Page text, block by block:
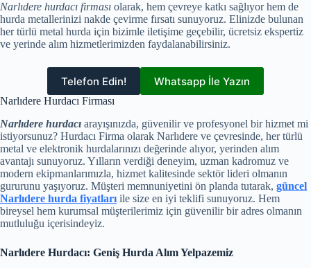
Narlıdere hurdacı firması olarak, hem çevreye katkı sağlıyor hem de
hurda metallerinizi nakde çevirme fırsatı sunuyoruz. Elinizde bulunan
her türlü metal hurda için bizimle iletişime geçebilir, ücretsiz ekspertiz
ve yerinde alım hizmetlerimizden faydalanabilirsiniz.
Telefon Edin! Whatsapp İle Yazın
Narlıdere Hurdacı Firması
Narlıdere hurdacı arayışınızda, güvenilir ve profesyonel bir hizmet mi
istiyorsunuz? Hurdacı Firma olarak Narlıdere ve çevresinde, her türlü
metal ve elektronik hurdalarınızı değerinde alıyor, yerinden alım
avantajı sunuyoruz. Yılların verdiği deneyim, uzman kadromuz ve
modern ekipmanlarımızla, hizmet kalitesinde sektör lideri olmanın
gururunu yaşıyoruz. Müşteri memnuniyetini ön planda tutarak, güncel
Narlıdere hurda fiyatları ile size en iyi teklifi sunuyoruz. Hem
bireysel hem kurumsal müşterilerimiz için güvenilir bir adres olmanın
mutluluğu içerisindeyiz.
Narlıdere Hurdacı: Geniş Hurda Alım Yelpazemiz